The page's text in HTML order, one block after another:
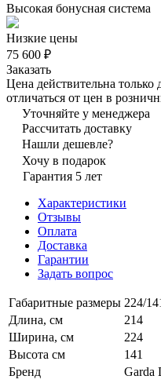
Высокая бонусная система
Низкие цены
75 600 ₽
Заказать
Цена действительна
отличаться от цен в
Уточняйте у менеджера
Рассчитать доставку
Нашли дешевле?
Хочу в подарок
Гарантия 5 лет
Характеристики
Отзывы
Оплата
Доставка
Гарантии
Задать вопрос
Габаритные размеры 224/
Длина, см
214
Ширина, см
224
Высота см
141
Бренд
Garda